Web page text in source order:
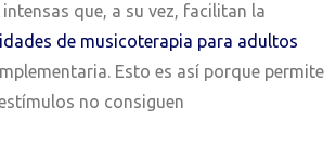
que, a su vez, facilitan la
de musicoterapia para adultos
Esto es así porque permite
no consiguen